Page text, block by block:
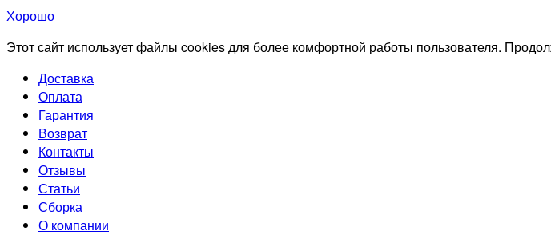
Хорошо
Этот сайт использует файлы cookies для более комфортной работы пользователя.
Доставка
Оплата
Гарантия
Возврат
Контакты
Отзывы
Статьи
Сборка
О компании